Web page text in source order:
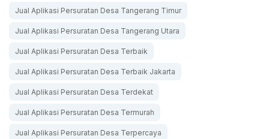
Jual Aplikasi Persuratan Desa Tangerang Timur
Jual Aplikasi Persuratan Desa Tangerang Utara
Jual Aplikasi Persuratan Desa Terbaik
Jual Aplikasi Persuratan Desa Terbaik Jakarta
Jual Aplikasi Persuratan Desa Terdekat
Jual Aplikasi Persuratan Desa Termurah
Jual Aplikasi Persuratan Desa Terpercaya